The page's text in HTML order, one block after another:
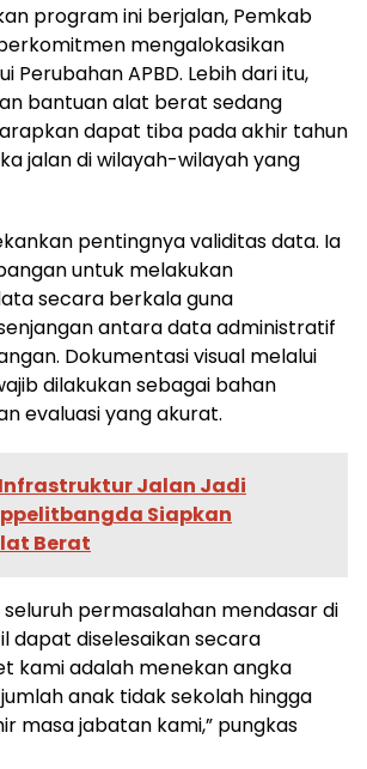
program ini berjalan, Pemkab
mengalokasikan
Perubahan APBD. Lebih dari itu,
bantuan alat berat sedang
dapat tiba pada akhir tahun
jalan di wilayah-wilayah yang
pentingnya validitas data. Ia
untuk melakukan
secara berkala guna
antara data administratif
Dokumentasi visual melalui
dilakukan sebagai bahan
evaluasi yang akurat.
Infrastruktur Jalan Jadi
Siapkan
Berat
permasalahan mendasar di
dapat diselesaikan secara
kami adalah menekan angka
anak tidak sekolah hingga
masa jabatan kami,” pungkas